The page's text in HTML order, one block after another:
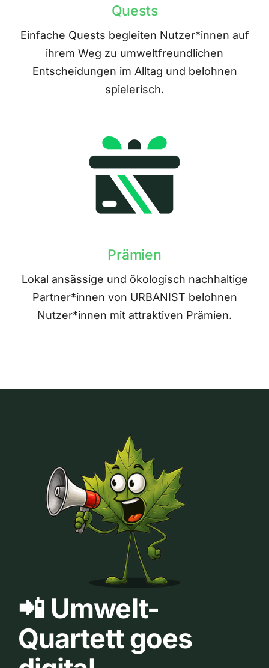
Quests
Einfache Quests begleiten Nutzer*innen auf
ihrem Weg zu umweltfreundlichen
Entscheidungen im Alltag und belohnen
spielerisch.
Prämien
Lokal ansässige und ökologisch nachhaltige
Partner*innen von URBANIST belohnen
Nutzer*innen mit attraktiven Prämien.
📲 Umwelt-
Quartett goes